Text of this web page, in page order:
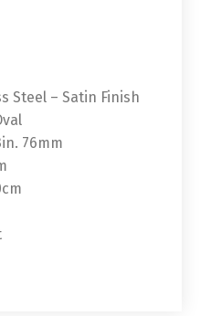
Steel – Satin Finish
76mm